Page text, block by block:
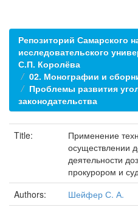
Репозиторий Самарского
исследовательского
С.П. Королёва
02. Монографии и
Проблемы развития
законодательства
Title:
Применение
осуществлении
деятельности
прокурором и
Authors:
Шейфер С. А.